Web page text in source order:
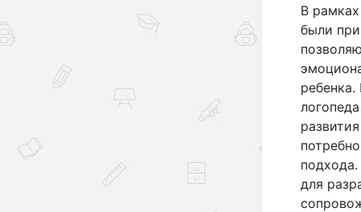
В
были
ребенка.
для